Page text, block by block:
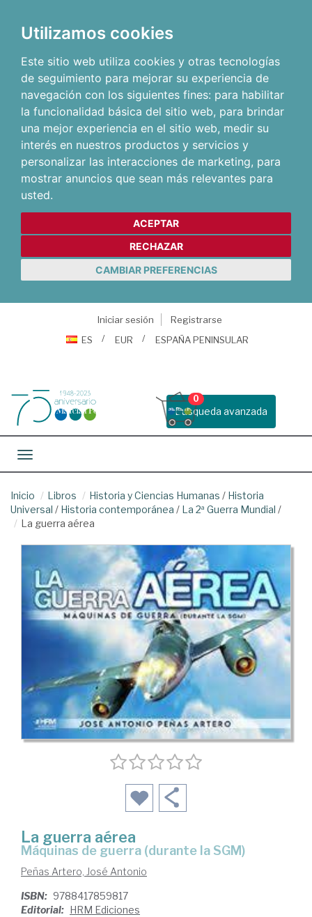
Utilizamos cookies
Este sitio web utiliza cookies y otras tecnologías
de seguimiento para mejorar su experiencia de
navegación con los siguientes fines: para habilitar
la funcionalidad básica del sitio web, para brindar
una mejor experiencia en el sitio web, medir su
interés en nuestros productos y servicios y
personalizar las interacciones de marketing, para
mostrar anuncios que sean más relevantes para
usted.
ACEPTAR
RECHAZAR
CAMBIAR PREFERENCIAS
Iniciar sesión
Registrarse
ES
EUR ESPAÑA PENINSULAR
Busqueda avanzada
0
Toggle navigation
Inicio Libros Historia y Ciencias Humanas / Historia
Universal / Historia contemporánea / La 2ª Guerra Mundial /
La guerra aérea
La guerra aérea
máquinas de guerra (durante la SGM)
Peñas Artero, José Antonio
ISBN: 9788417859817
Editorial: HRM Ediciones